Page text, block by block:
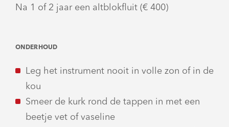
Na 1 of 2 jaar een altblokfluit (€ 400)
ONDERHOUD
Leg het instrument nooit in volle zon of in de
kou
Smeer de kurk rond de tappen in met een
beetje vet of vaseline